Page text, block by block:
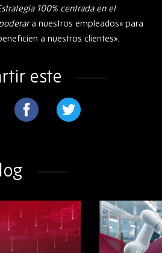
100% centrada en el
a nuestros empleados» para
a nuestros clientes».
este